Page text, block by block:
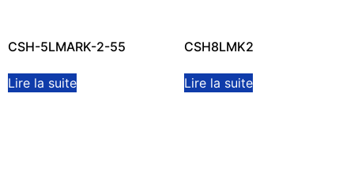
CSH-5LMARK-2-55
Lire la suite
CSH8LMK2
Lire la suite